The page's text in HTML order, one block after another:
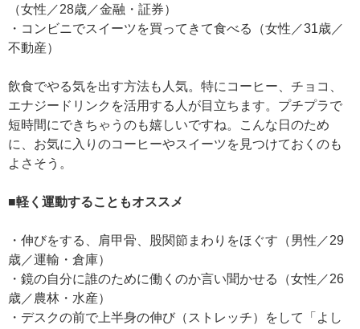
（女性／28歳／金融・証券）
・コンビニでスイーツを買ってきて食べる（女性／31歳／
不動産）
飲食でやる気を出す方法も人気。特にコーヒー、チョコ、
エナジードリンクを活用する人が目立ちます。プチプラで
短時間にできちゃうのも嬉しいですね。こんな日のため
に、お気に入りのコーヒーやスイーツを見つけておくのも
よさそう。
■軽く運動することもオススメ
・伸びをする、肩甲骨、股関節まわりをほぐす（男性／29
歳／運輸・倉庫）
・鏡の自分に誰のために働くのか言い聞かせる（女性／26
歳／農林・水産）
・デスクの前で上半身の伸び（ストレッチ）をして「よし